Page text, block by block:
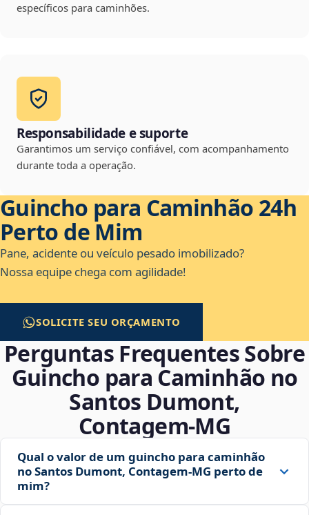
específicos para caminhões.
Responsabilidade e suporte
Garantimos um serviço confiável, com acompanhamento
durante toda a operação.
Guincho para Caminhão 24h
Perto de Mim
Pane, acidente ou veículo pesado imobilizado?
Nossa equipe chega com agilidade!
SOLICITE SEU ORÇAMENTO
Perguntas Frequentes Sobre
Guincho para Caminhão no
Santos Dumont,
Contagem‑MG
Qual o valor de um guincho para caminhão
no Santos Dumont, Contagem‑MG perto de
mim?